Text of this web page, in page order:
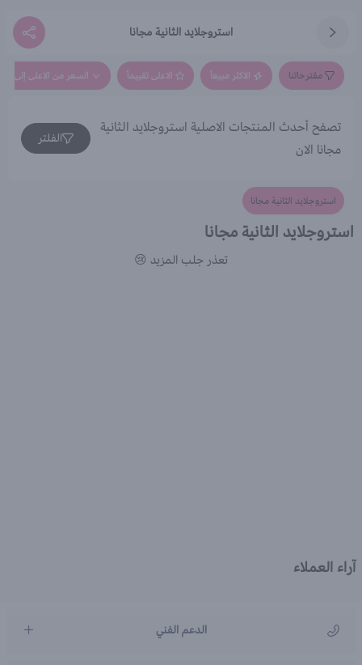
استروجلايد الثانية مجانا
مقترحاتنا الاكثر مبيعاً الاعلى تقييماً السعر من الاعلى إلى
تصفح أحدث المنتجات الاصلية استروجلايد الثانية
مجانا الان
الفلتر
استروجلايد الثانية مجانا
استروجلايد الثانية مجانا
تعذر جلب المزيد 😢
آراء العملاء
الدعم الفني